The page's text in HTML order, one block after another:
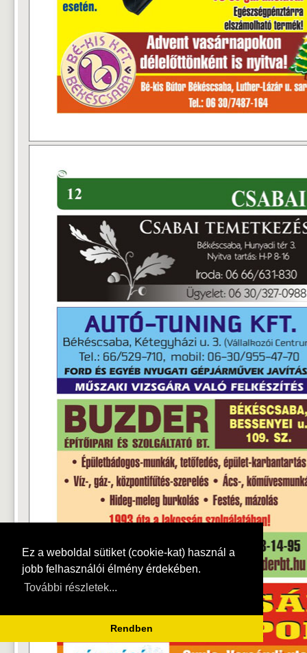
Ez a weboldal sütiket (cookie-kat) használ a
jobb felhasználói élmény érdekében.
További részletek...
Rendben